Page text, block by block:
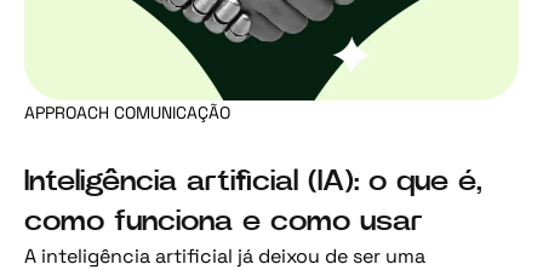
APPROACH COMUNICAÇÃO
Inteligência artificial (IA): o que é,
como funciona e como usar
A inteligência artificial já deixou de ser uma